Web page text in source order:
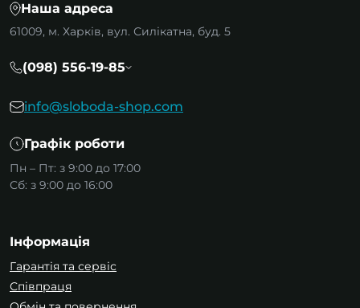
Автоматичні вимикачі
ланцюги від перевантажень і коротких
двополюсними та триполюсними.
Однополюсні автоматичні вимикачі
достатньо для побутових потреб.
Двополюсні автоматичні вимикачі
захищають фаза + нуль, що необхідно для
використовуються в промислових
трифазних ланцюгах.
Наша адреса
61009, м. Харків, вул. Силікатна, буд. 5
(098) 556-19-85
info@sloboda-shop.com
Графік роботи
Пн – Пт: з 9:00 до 17:00
Сб: з 9:00 до 16:00
Інформація
Гарантія та сервіс
Співпраця